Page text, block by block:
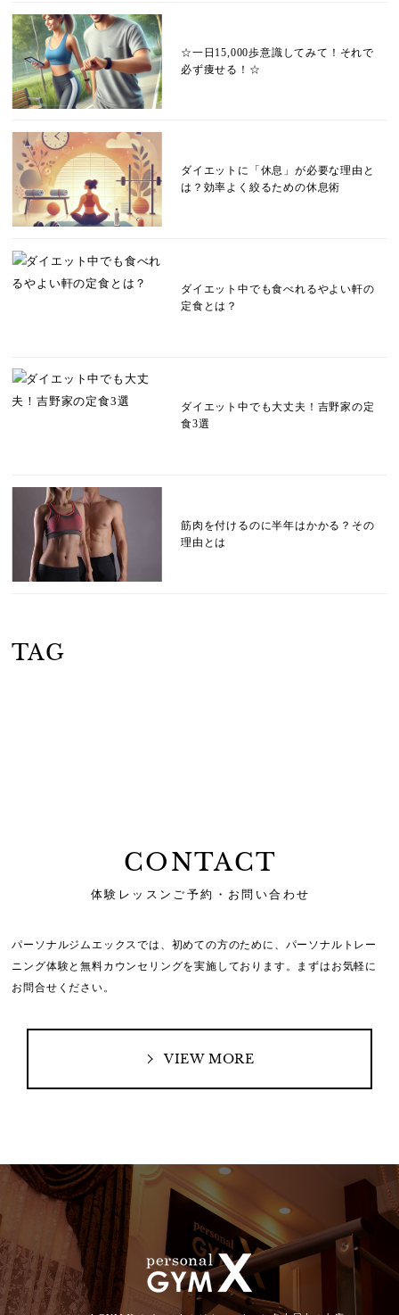
☆一日15,000歩意識してみて！それで
必ず痩せる！☆
ダイエットに「休息」が必要な理由と
は？効率よく絞るための休息術
ダイエット中でも食べれるやよい軒の
定食とは？
ダイエット中でも大丈夫！吉野家の定
食3選
筋肉を付けるのに半年はかかる？その
理由とは
TAG
CONTACT
体験レッスンご予約・お問い合わせ
パーソナルジムエックスでは、初めての方のために、 パーソナルトレー
ニング体験と無料カウンセリングを実施しております。
まずはお気軽に
お問合せください。
VIEW MORE